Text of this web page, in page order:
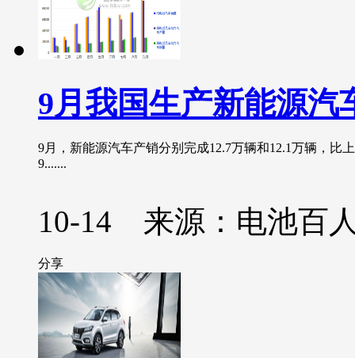
9月我国生产新能源汽
9月，新能源汽车产销分别完成12.7万辆和12.1万辆，比
9.......
10-14 来源：电池百
分享